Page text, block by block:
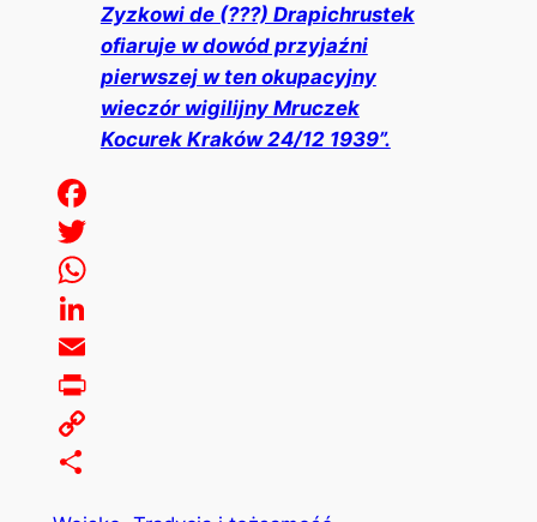
Zyzkowi de (???) Drapichrustek
ofiaruje w dowód przyjaźni
pierwszej w ten okupacyjny
wieczór wigilijny Mruczek
Kocurek Kraków 24/12 1939”.
Facebook
Twitter
WhatsApp
LinkedIn
Email
Print
Copy